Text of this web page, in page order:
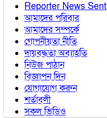
Reporter News Sent
আমাদের পরিবার
আমাদের সম্পর্কে
গোপনীয়তা নীতি
দায়বদ্ধতা অব্যাহতি
নিউজ পাঠান
বিজ্ঞাপন দিন
যোগাযোগ করুন
শর্তাবলী
সকল ভিডিও